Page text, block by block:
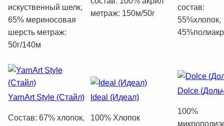
искуственный шелк,
65% мериносовая
шерсть метраж:
50г/140м
метраж: 150м/50г
состав:
55%хлопок,
YarnArt Style (Стайл)
Состав: 67% хлопок,
Ideal (Идеал)
100% Хлопок
Dolce
100%